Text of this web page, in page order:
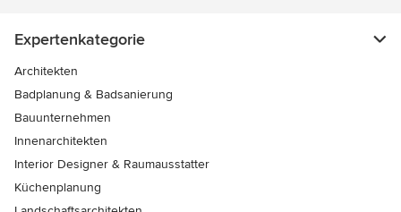
Expertenkategorie
Architekten
Badplanung & Badsanierung
Bauunternehmen
Innenarchitekten
Interior Designer & Raumausstatter
Küchenplanung